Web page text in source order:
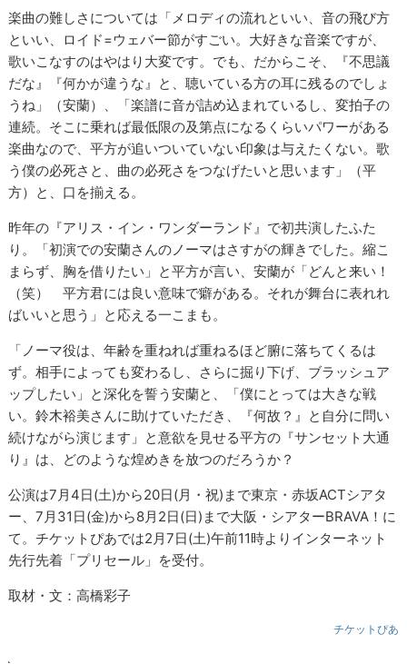
楽曲の難しさについては「メロディの流れといい、音の飛び方
といい、ロイド=ウェバー節がすごい。大好きな音楽ですが、
歌いこなすのはやはり大変です。でも、だからこそ、『不思議
だな』『何かが違うな』と、聴いている方の耳に残るのでしょ
うね」（安蘭）、「楽譜に音が詰め込まれているし、変拍子の
連続。そこに乗れば最低限の及第点になるくらいパワーがある
楽曲なので、平方が追いついていない印象は与えたくない。歌
う僕の必死さと、曲の必死さをつなげたいと思います」（平
方）と、口を揃える。
昨年の『アリス・イン・ワンダーランド』で初共演したふた
り。「初演での安蘭さんのノーマはさすがの輝きでした。縮こ
まらず、胸を借りたい」と平方が言い、安蘭が「どんと来い！
（笑） 平方君には良い意味で癖がある。それが舞台に表れれ
ばいいと思う」と応える一こまも。
「ノーマ役は、年齢を重ねれば重ねるほど腑に落ちてくるは
ず。相手によっても変わるし、さらに掘り下げ、ブラッシュア
ップしたい」と深化を誓う安蘭と、「僕にとっては大きな戦
い。鈴木裕美さんに助けていただき、『何故？』と自分に問い
続けながら演じます」と意欲を見せる平方の『サンセット大通
り』は、どのような煌めきを放つのだろうか？
公演は7月4日(土)から20日(月・祝)まで東京・赤坂ACTシアタ
ー、7月31日(金)から8月2日(日)まで大阪・シアターBRAVA！に
て。チケットぴあでは2月7日(土)午前11時よりインターネット
先行先着「プリセール」を受付。
取材・文：高橋彩子
チケットぴあ